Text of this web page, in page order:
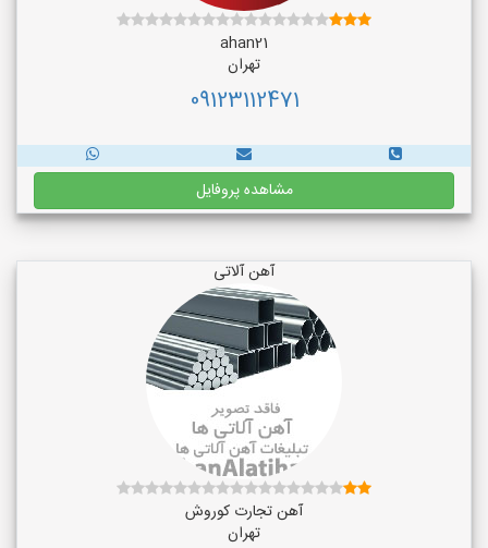
ahan21
تهران
09123112471
مشاهده پروفایل
آهن آلاتی
آهن تجارت کوروش
تهران